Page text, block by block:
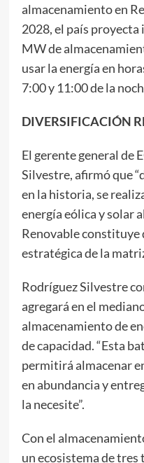
almacenamiento en
2028, el país
MW de
usar la energía en
7:00 y 11:00 de la
DIVERSIFICACIÓN
El gerente general de
Silvestre, afirmó que
en la historia, se
energía eólica y solar
Renovable
estratégica de la
Rodríguez Silvestre
agregará en el
almacenamiento de
de capacidad. “Esta
permitirá almacenar
en abundancia y
la necesite”.
Con el
un ecosistema de tres